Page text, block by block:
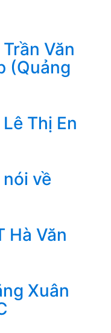
Văn
(Quảng
Thị En
về
Hà Văn
Xuân